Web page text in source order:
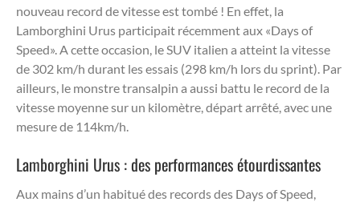
nouveau record de vitesse est tombé ! En effet, la
Lamborghini Urus participait récemment aux «Days of
Speed».A cette occasion, le SUV italien a atteint la vitesse
de 302 km/h durant les essais (298 km/h lors du sprint). Par
ailleurs, le monstre transalpin a aussi battu le record de la
vitesse moyenne sur un kilomètre, départ arrêté, avec une
mesure de 114km/h.
Lamborghini Urus : des performances étourdissantes
Aux mains d’un habitué des records des Days of Speed,